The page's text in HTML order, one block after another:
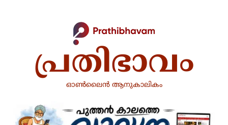
പ്രതിഭാവം
ഓൺലൈൻ ആനുകാലികം